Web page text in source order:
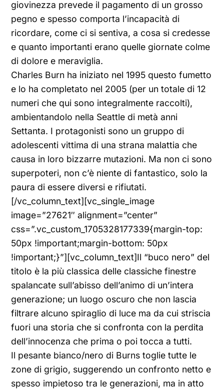
giovinezza prevede il pagamento di un grosso
pegno e spesso comporta l’incapacità di
ricordare, come ci si sentiva, a cosa si credesse
e quanto importanti erano quelle giornate colme
di dolore e meraviglia.
Charles Burn ha iniziato nel 1995 questo fumetto
e lo ha completato nel 2005 (per un totale di 12
numeri che qui sono integralmente raccolti),
ambientandolo nella Seattle di metà anni
Settanta. I protagonisti sono un gruppo di
adolescenti vittima di una strana malattia che
causa in loro bizzarre mutazioni. Ma non ci sono
superpoteri, non c’è niente di fantastico, solo la
paura di essere diversi e rifiutati.
[/vc_column_text][vc_single_image
image=”27621″ alignment=”center”
css=”.vc_custom_1705328177339{margin-top:
50px !important;margin-bottom: 50px
!important;}”][vc_column_text]Il “buco nero” del
titolo è la più classica delle classiche finestre
spalancate sull’abisso dell’animo di un’intera
generazione; un luogo oscuro che non lascia
filtrare alcuno spiraglio di luce ma da cui striscia
fuori una storia che si confronta con la perdita
dell’innocenza che prima o poi tocca a tutti.
Il pesante bianco/nero di Burns toglie tutte le
zone di grigio, suggerendo un confronto netto e
spesso impietoso tra le generazioni, ma in atto